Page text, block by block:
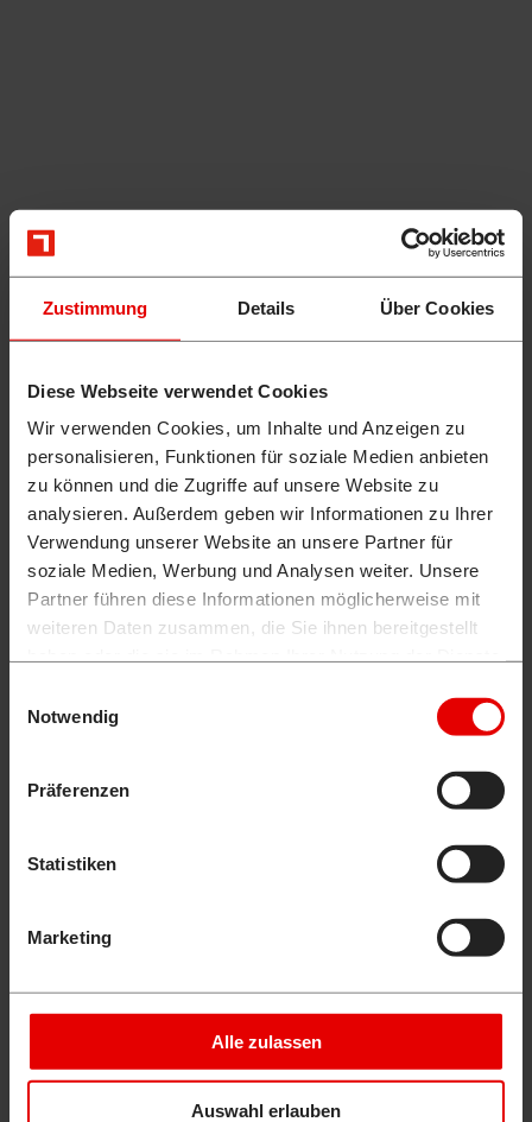
Zustimmung Details Über Cookies
Diese Webseite verwendet Cookies
Wir verwenden Cookies, um Inhalte und Anzeigen zu
personalisieren, Funktionen für soziale Medien anbieten
zu können und die Zugriffe auf unsere Website zu
analysieren. Außerdem geben wir Informationen zu Ihrer
Verwendung unserer Website an unsere Partner für
soziale Medien, Werbung und Analysen weiter. Unsere
Partner führen diese Informationen möglicherweise mit
weiteren Daten zusammen, die Sie ihnen bereitgestellt
Notwendig
Präferenzen
Statistiken
Marketing
Alle zulassen
Auswahl erlauben